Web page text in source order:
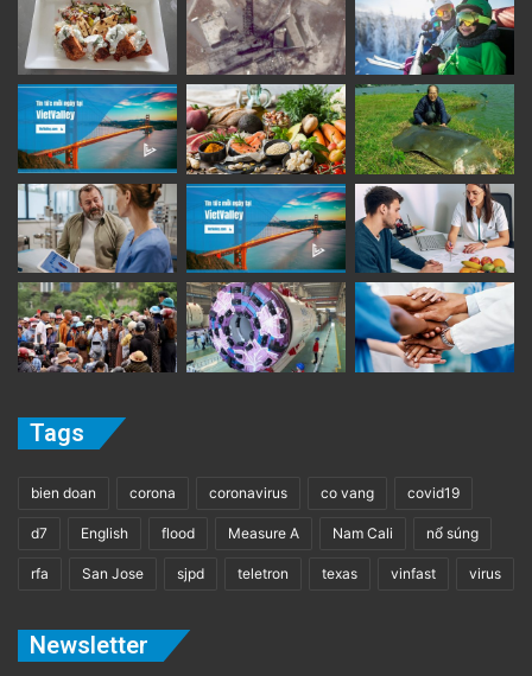
Tags
bien doan corona coronavirus co vang covid19
d7 English flood Measure A Nam Cali nổ súng
rfa San Jose sjpd teletron texas vinfast virus
Newsletter